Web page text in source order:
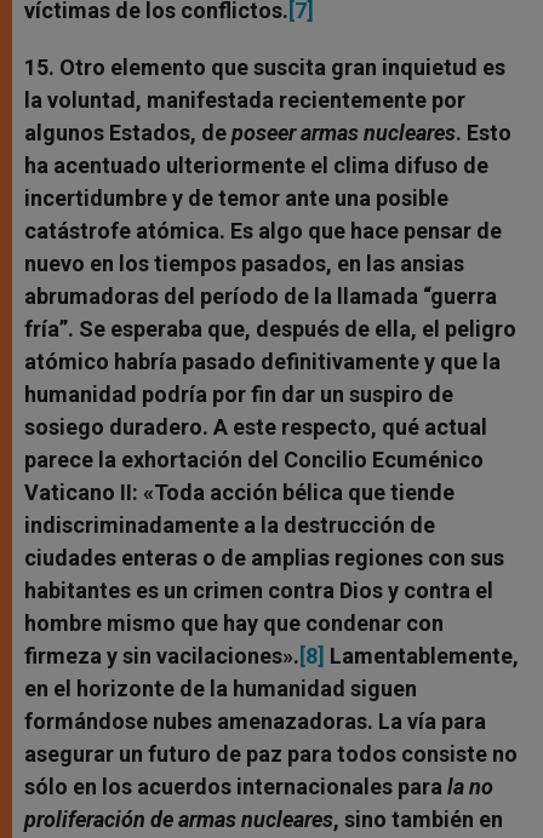
víctimas de los conflictos.[7]
15. Otro elemento que suscita gran inquietud es
la voluntad, manifestada recientemente por
algunos Estados, deposeer armas nucleares. Esto
ha acentuado ulteriormente el clima difuso de
incertidumbre y de temor ante una posible
catástrofe atómica. Es algo que hace pensar de
nuevo en los tiempos pasados, en las ansias
abrumadoras del período de la llamada “guerra
fría”. Se esperaba que, después de ella, el peligro
atómico habría pasado definitivamente y que la
humanidad podría por fin dar un suspiro de
sosiego duradero. A este respecto, qué actual
parece la exhortación del Concilio Ecuménico
Vaticano II: «Toda acción bélica que tiende
indiscriminadamente a la destrucción de
ciudades enteras o de amplias regiones con sus
habitantes es un crimen contra Dios y contra el
hombre mismo que hay que condenar con
firmeza y sin vacilaciones».[8] Lamentablemente,
en el horizonte de la humanidad siguen
formándose nubes amenazadoras. La vía para
asegurar un futuro de paz para todos consiste no
sólo en los acuerdos internacionales parala no
proliferación de armas nucleares, sino también en